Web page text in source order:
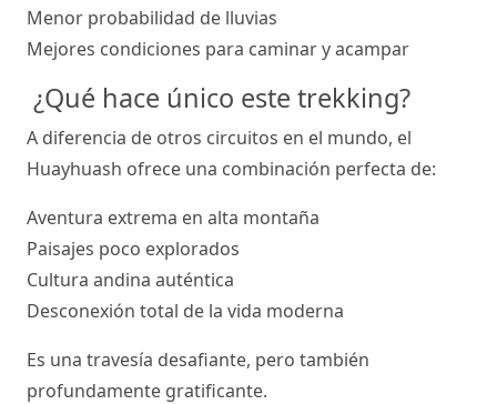
Menor probabilidad de lluvias
Mejores condiciones para caminar y acampar
¿Qué hace único este trekking?
A diferencia de otros circuitos en el mundo, el
Huayhuash ofrece una combinación perfecta de:
Aventura extrema en alta montaña
Paisajes poco explorados
Cultura andina auténtica
Desconexión total de la vida moderna
Es una travesía desafiante, pero también
profundamente gratificante.